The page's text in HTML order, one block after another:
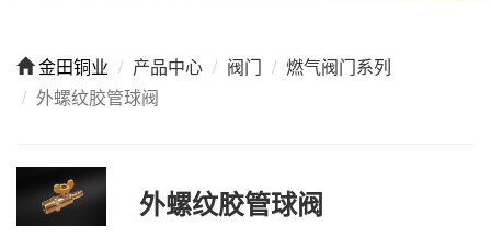
金田铜业 产品中心 阀门
燃气阀门系列
外螺纹胶管球阀
外螺纹胶管球阀